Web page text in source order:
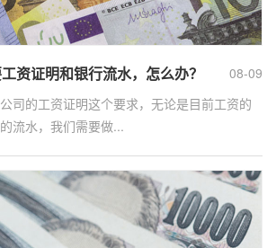
08-09
资证明和银行流水，怎么办？
司的工资证明这个要求，无论是目前工资的
流水，我们需要做...